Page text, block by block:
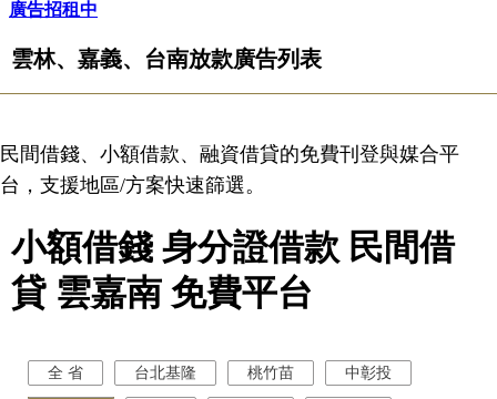
雲林、嘉義、台南放款廣告列表
民間借錢、小額借款、融資借貸的免費刊登與媒合平
台，支援地區/方案快速篩選。
小額借錢 身分證借款 民間借
貸 雲嘉南 免費平台
全 省 台北基隆 桃竹苗 中彰投